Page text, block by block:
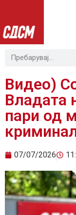
Видео)
Владата
пари од
07/07/2026